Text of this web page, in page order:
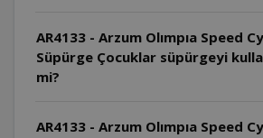
AR4133 - Arzum Olımpıa Speed
Süpürge Çocuklar süpürgeyi
mi?
AR4133 - Arzum Olımpıa Speed